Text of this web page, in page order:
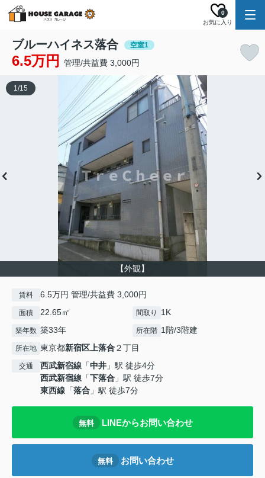
お気に入り
0
ブルーハイネス落合 空室1
6.5万円 管理/共益費 3,000円
【外観】
1/15
賃料 6.5万円 管理/共益費 3,000円
面積 22.65㎡ 間取り 1K
築年数 築33年 所在階 1階/3階建
所在地 東京都新宿区上落合２丁目
交通 西武新宿線 「中井 」駅 徒歩4分
西武新宿線 「下落合 」駅 徒歩7分
東西線 「落合 」駅 徒歩7分
無料 LINEからお問い合わせ
無料 お問い合わせ